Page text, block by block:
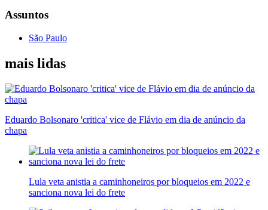
Assuntos
São Paulo
mais lidas
Eduardo Bolsonaro 'critica' vice de Flávio em dia de anúncio da
chapa
Lula veta anistia a caminhoneiros por bloqueios em 2022 e
sanciona nova lei do frete